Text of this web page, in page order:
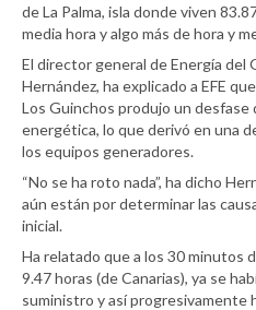
de La Palma, isla donde viven
media hora y algo más de hora y
El director general de Energía del
Hernández, ha explicado a EFE
Los Guinchos produjo un desfase
energética, lo que derivó en una
los equipos generadores.
“No se ha roto nada”, ha dicho
aún están por determinar las
inicial.
Ha relatado que a los 30 minutos
9.47 horas (de Canarias), ya se
suministro y así progresivamente